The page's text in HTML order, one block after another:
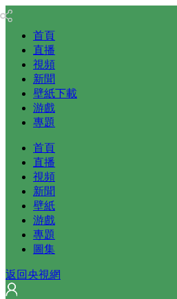
首頁
直播
視頻
新聞
壁紙下載
游戲
專題
首頁
直播
視頻
新聞
壁紙
游戲
專題
圖集
返回央視網